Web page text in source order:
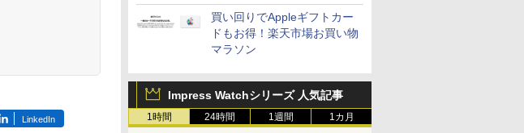
買い回りでAppleギフトカー
ドもお得！楽天市場お買い物
マラソン
Impress Watchシリーズ 人気記事
1時間 24時間 1週間 1カ月
LinkedIn